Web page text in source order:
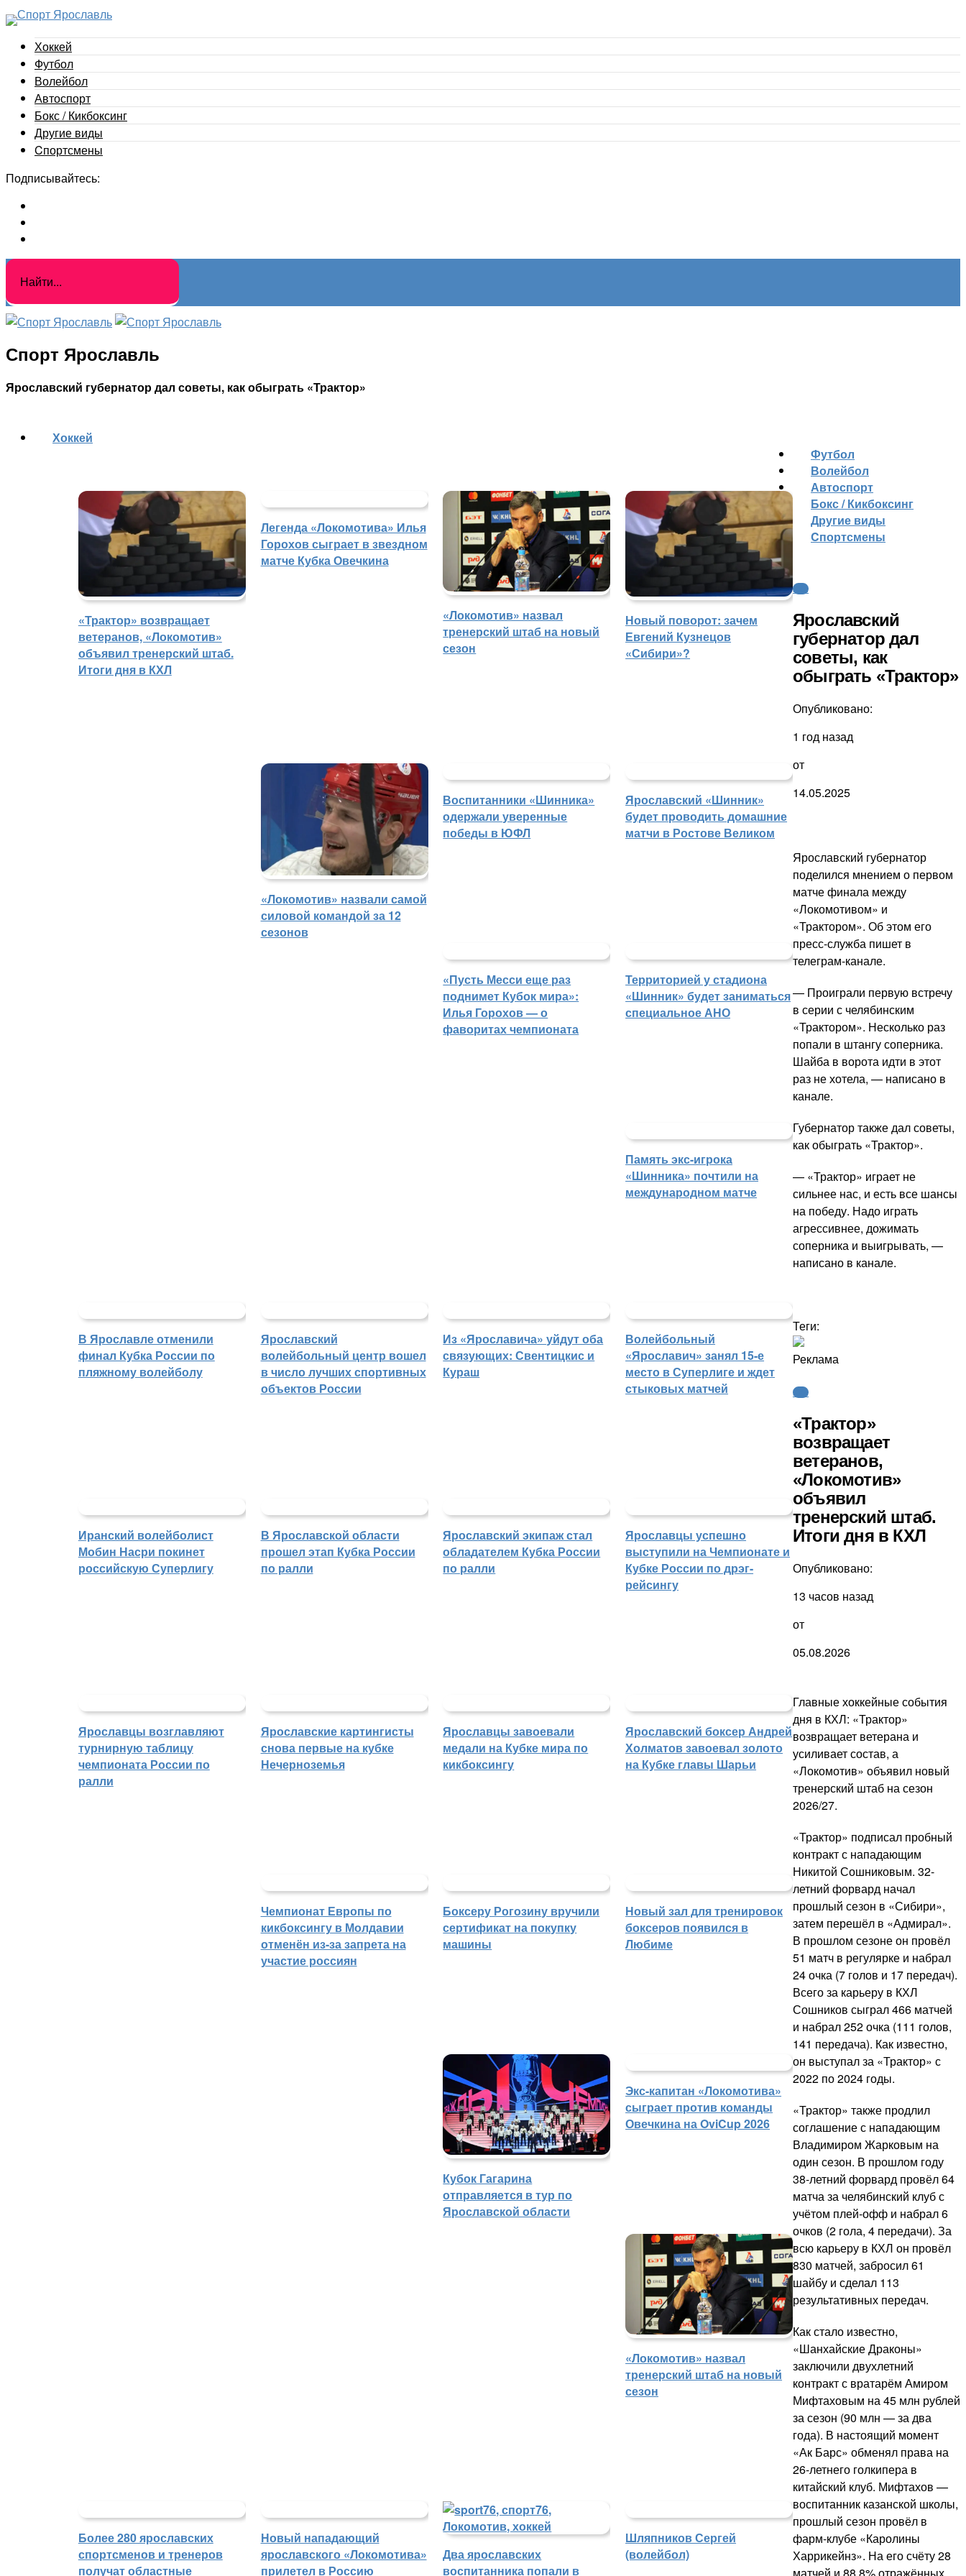
Хоккей
Футбол
Волейбол
Автоспорт
Бокс / Кикбоксинг
Другие виды
Cпортсмены
Подписывайтесь:
Спорт Ярославль
Ярославский губернатор дал советы, как обыграть «Трактор»
Хоккей
«Трактор» возвращает
ветеранов, «Локомотив»
объявил тренерский штаб.
Итоги дня в КХЛ
Легенда «Локомотива» Илья
Горохов сыграет в звездном
матче Кубка Овечкина
«Локомотив» назвал
тренерский штаб на новый
сезон
Новый поворот: зачем
Евгений Кузнецов
«Сибири»?
«Локомотив» назвали самой
силовой командой за 12
сезонов
Футбол
Воспитанники «Шинника»
одержали уверенные
победы в ЮФЛ
Ярославский «Шинник»
будет проводить домашние
матчи в Ростове Великом
«Пусть Месси еще раз
поднимет Кубок мира»:
Илья Горохов — о
фаворитах чемпионата
Территорией у стадиона
«Шинник» будет заниматься
специальное АНО
Память экс-игрока
«Шинника» почтили на
международном матче
Волейбол
В Ярославле отменили
финал Кубка России по
пляжному волейболу
Ярославский
волейбольный центр вошел
в число лучших спортивных
объектов России
Из «Ярославича» уйдут оба
связующих: Свентицкис и
Кураш
Волейбольный
«Ярославич» занял 15-е
место в Суперлиге и ждет
стыковых матчей
Иранский волейболист
Мобин Насри покинет
российскую Суперлигу
Автоспорт
В Ярославской области
прошел этап Кубка России
по ралли
Ярославский экипаж стал
обладателем Кубка России
по ралли
Ярославцы успешно
выступили на Чемпионате и
Кубке России по дрэг-
рейсингу
Ярославцы возглавляют
турнирную таблицу
чемпионата России по
ралли
Ярославские картингисты
снова первые на кубке
Нечерноземья
Бокс / Кикбоксинг
Ярославцы завоевали
медали на Кубке мира по
кикбоксингу
Ярославский боксер Андрей
Холматов завоевал золото
на Кубке главы Шарьи
Чемпионат Европы по
кикбоксингу в Молдавии
отменён из-за запрета на
участие россиян
Боксеру Рогозину вручили
сертификат на покупку
машины
Новый зал для тренировок
боксеров появился в
Любиме
Другие виды
Кубок Гагарина
отправляется в тур по
Ярославской области
Экс-капитан «Локомотива»
сыграет против команды
Овечкина на OviCup 2026
«Локомотив» назвал
тренерский штаб на новый
сезон
Более 280 ярославских
спортсменов и тренеров
получат областные
Новый нападающий
ярославского «Локомотива»
прилетел в Россию
Cпортсмены
Два ярославских
воспитанника попали в
Шляпников Сергей
(волейбол)
КХЛ
Ярославский
губернатор дал
советы, как
обыграть «Трактор»
Опубликовано:
1 год назад
от
14.05.2025
Ярославский губернатор
поделился мнением о первом
матче финала между
«Локомотивом» и
«Трактором». Об этом его
пресс-служба пишет в
телеграм-канале.
— Проиграли первую встречу
в серии с челябинским
«Трактором». Несколько раз
попали в штангу соперника.
Шайба в ворота идти в этот
раз не хотела, — написано в
канале.
Губернатор также дал советы,
как обыграть «Трактор».
— «Трактор» играет не
сильнее нас, и есть все шансы
на победу. Надо играть
агрессивнее, дожимать
соперника и выигрывать, —
написано в канале.
Теги:
Реклама
КХЛ
«Трактор»
возвращает
ветеранов,
«Локомотив»
объявил
тренерский штаб.
Итоги дня в КХЛ
Опубликовано:
13 часов назад
от
05.08.2026
Главные хоккейные события
дня в КХЛ: «Трактор»
возвращает ветерана и
усиливает состав, а
«Локомотив» объявил новый
тренерский штаб на сезон
2026/27.
«Трактор» подписал пробный
контракт с нападающим
Никитой Сошниковым. 32-
летний форвард начал
прошлый сезон в «Сибири»,
затем перешёл в «Адмирал».
В прошлом сезоне он провёл
51 матч в регулярке и набрал
24 очка (7 голов и 17 передач).
Всего за карьеру в КХЛ
Сошников сыграл 466 матчей
и набрал 252 очка (111 голов,
141 передача). Как известно,
он выступал за «Трактор» с
2022 по 2024 годы.
«Трактор» также продлил
соглашение с нападающим
Владимиром Жарковым на
один сезон. В прошлом году
38-летний форвард провёл 64
матча за челябинский клуб с
учётом плей-офф и набрал 6
очков (2 гола, 4 передачи). За
всю карьеру в КХЛ он провёл
830 матчей, забросил 61
шайбу и сделал 113
результативных передач.
Как стало известно,
«Шанхайские Драконы»
заключили двухлетний
контракт с вратарём Амиром
Мифтаховым на 45 млн рублей
за сезон (90 млн — за два
года). В настоящий момент
«Ак Барс» обменял права на
26-летнего голкипера в
китайский клуб. Мифтахов —
воспитанник казанской школы,
прошлый сезон провёл в
фарм-клубе «Каролины
Харрикейнз». На его счёту 28
матчей и 88,8% отражённых